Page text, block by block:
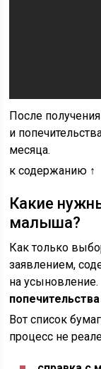
После
и
месяца.
к содержанию ↑
Какие
малыша?
Как только
заявлением,
на усыновление.
Вот список
процесс не